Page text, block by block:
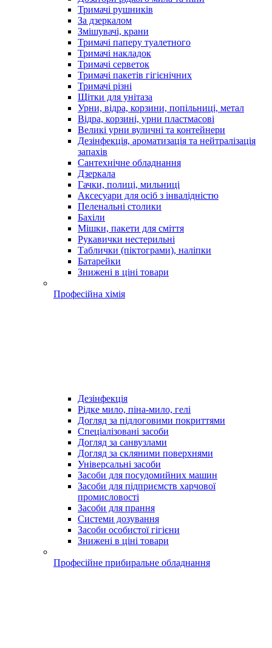
Тримачі рушників
За дзеркалом
Змішувачі, крани
Тримачі паперу туалетного
Тримачі накладок
Тримачі серветок
Тримачі пакетів гігієнічних
Тримачі різні
Щітки для унітаза
Урни, відра, корзини, попільниці, метал
Відра, корзині, урни пластмасові
Великі урни вуличні та контейнери
Дезінфекція, ароматизація та нейтралізація
запахів
Сантехнічне обладнання
Дзеркала
Гачки, полиці, мильниці
Аксесуари для осіб з інвалідністю
Пеленальні столики
Бахіли
Мішки, пакети для сміття
Рукавички нестерильні
Таблички (піктограми), наліпки
Батарейки
Знижені в ціні товари
Професійна хімія
Дезінфекція
Рідке мило, піна-мило, гелі
Догляд за підлоговими покриттями
Спеціалізовані засоби
Догляд за санвузлами
Догляд за скляними поверхнями
Універсальні засоби
Засоби для посудомийних машин
Засоби для підприємств харчової
промисловості
Засоби для прання
Системи дозування
Засоби особистої гігієни
Знижені в ціні товари
Професійне прибиральне обладнання